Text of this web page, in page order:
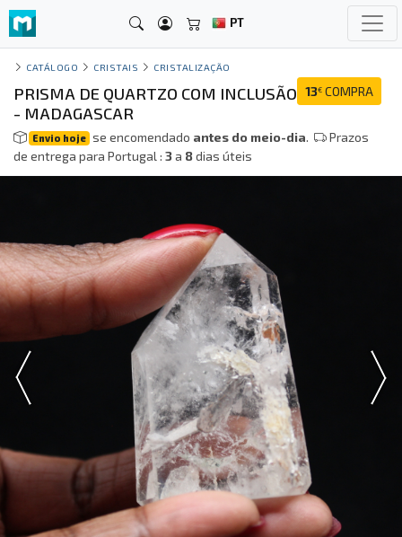
PT
CATÁLOGO CRISTAIS CRISTALIZAÇÃO
13€ COMPRA
PRISMA DE QUARTZO COM INCLUSÃO
- MADAGASCAR
Envio hoje se encomendado antes do meio-dia.
Prazos
de entrega para Portugal : 3a 8dias úteis